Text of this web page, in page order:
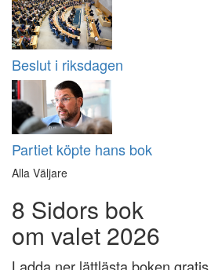
Beslut i riksdagen
Partiet köpte hans bok
Alla Väljare
8 Sidors bok
om valet 2026
Ladda ner lättlästa boken gratis